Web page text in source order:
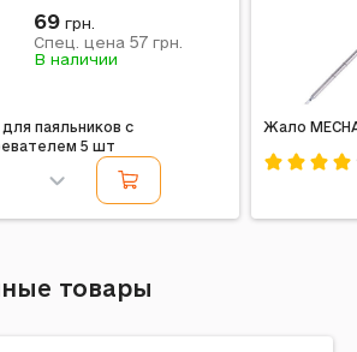
паяльников с
5 шт
69 грн.
Спец. цена 57 грн.
В наличии
Жало
товары